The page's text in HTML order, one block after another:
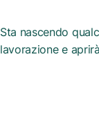
Sta nascendo
lavorazione e